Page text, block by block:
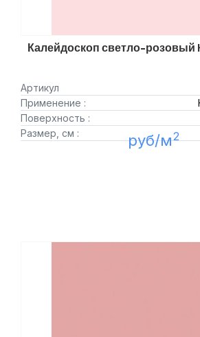
Калейдоскоп светло-розовый
Артикул
Применение :
Поверхность :
Размер, см :
руб/м2